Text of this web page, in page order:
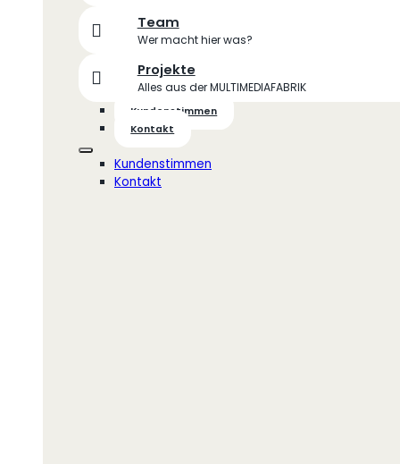
Team
Wer macht hier was?
Projekte
Alles aus der MULTIMEDIAFABRIK
Kundenstimmen
Kontakt
Kundenstimmen
Kontakt